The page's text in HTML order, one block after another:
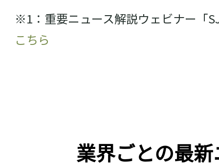
※1：重要ニュース解説ウェビナー「
こちら
業界ごとの最